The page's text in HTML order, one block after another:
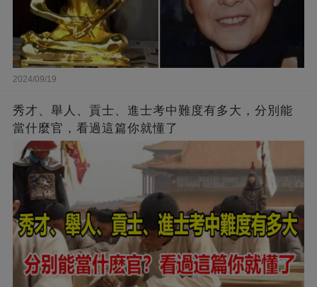
2024/09/19
秀才、舉人、貢士、進士考中難度有多大，分別能
當什麼官，看過這篇你就懂了